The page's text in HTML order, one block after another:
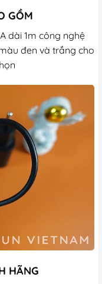
GỒM
dài 1m công nghệ
đen và trắng cho
HÃNG